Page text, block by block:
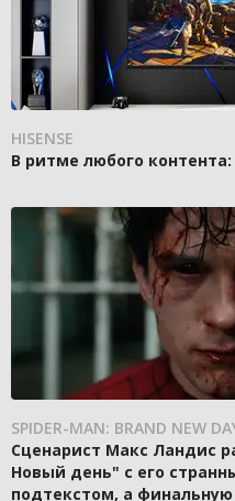
HISENSE
В ритме любого контента:
SPIDER-MAN: BRAND NEW
Сценарист Макс Ландис
Новый день" с его
подтекстом, а финальную